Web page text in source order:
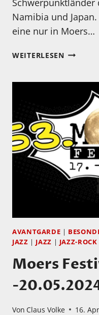
Schwerpunktländer
Namibia und
eine nur in Moers…
WEITERLESENMOERS
20.
MAI!
AVANTGARDE |
JAZZ | JAZZ | JAZZ-ROCK
Moers
-
Von Claus Volke 16.